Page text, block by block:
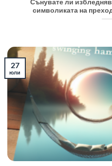
Сънувате ли
символиката на
27
юли